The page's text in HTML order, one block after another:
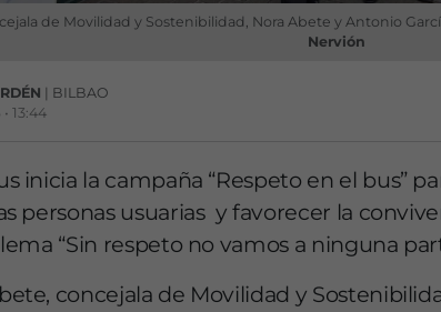
de Movilidad y Sostenibilidad, Nora Abete y Antonio
Nervión
| BILBAO
13:44
inicia la campaña “Respeto en el bus”
personas usuarias y favorecer la
“Sin respeto no vamos a ninguna
concejala de Movilidad y